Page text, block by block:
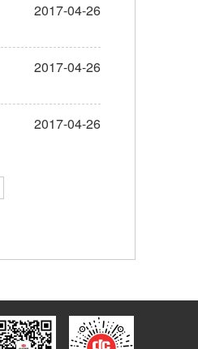
2017-04-26
2017-04-26
2017-04-26